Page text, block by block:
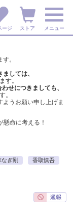
ージ ストア メニュー
。
しては、
す。
せにつきましても、
。
うお願い申し上げま
命に考える！
なぎ剛 香取慎吾